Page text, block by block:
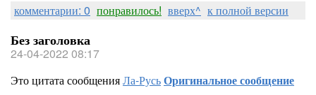
комментарии: 0 понравилось! вверх^ к полной версии
Без заголовка
24-04-2022 08:17
Это цитата сообщенияЛа-РусьОригинальное сообщение